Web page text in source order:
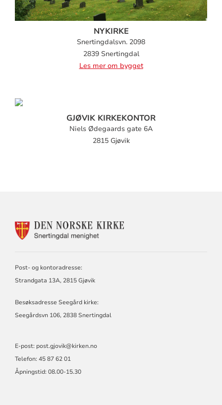
NYKIRKE
Snertingdalsvn. 2098
2839 Snertingdal
Les mer om bygget
GJØVIK KIRKEKONTOR
Niels Ødegaards gate 6A
2815 Gjøvik
KONTAKTINFORMASJON
Post- og kontoradresse:
Strandgata 13A, 2815 Gjøvik
Besøksadresse Seegård kirke:
Seegårdsvn 106, 2838 Snertingdal
E-post: post.gjovik@kirken.no
Telefon: 45 87 62 01
Åpningstid: 08.00-15.30